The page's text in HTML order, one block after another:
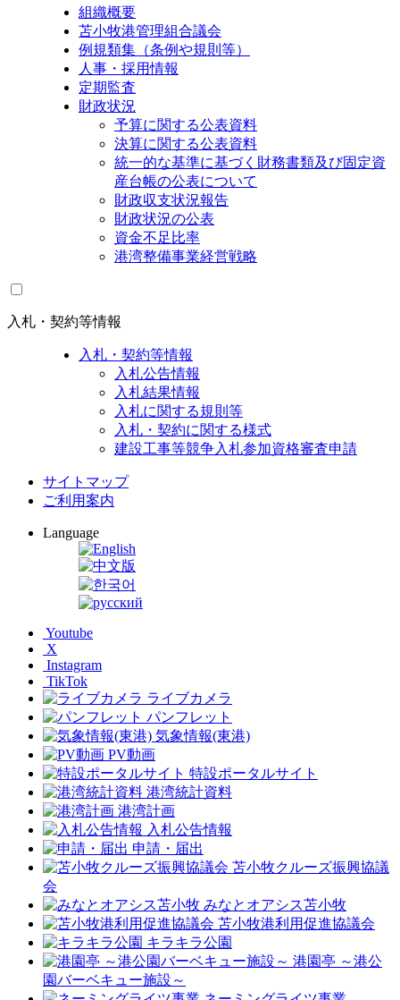
組織概要
苫小牧港管理組合議会
例規類集（条例や規則等）
人事・採用情報
定期監査
財政状況
予算に関する公表資料
決算に関する公表資料
統一的な基準に基づく財務書類及び固定資
産台帳の公表について
財政収支状況報告
財政状況の公表
資金不足比率
港湾整備事業経営戦略
入札・契約等情報
入札・契約等情報
入札公告情報
入札結果情報
入札に関する規則等
入札・契約に関する様式
建設工事等競争入札参加資格審査申請
サイトマップ
ご利用案内
Language
Youtube
X
Instagram
TikTok
ライブカメラ
パンフレット
気象情報(東港)
PV動画
特設ポータルサイト
港湾統計資料
港湾計画
入札公告情報
申請・届出
苫小牧クルーズ振興協議
会
みなとオアシス苫小牧
苫小牧港利用促進協議会
キラキラ公園
港園亭 ～港公
園バーベキュー施設～